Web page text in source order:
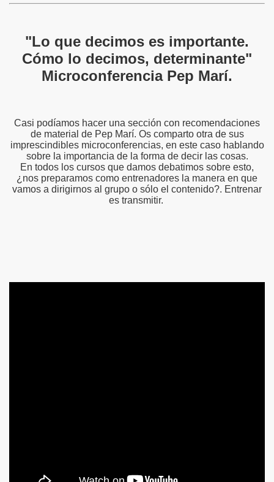
"Lo que decimos es importante.
Cómo lo decimos, determinante"
Microconferencia Pep Marí.
Casi podíamos hacer una sección con recomendaciones
de material de Pep Marí. Os comparto otra de sus
imprescindibles microconferencias, en este caso hablando
sobre la importancia de la forma de decir las cosas.
En todos los cursos que damos debatimos sobre esto,
¿nos preparamos como entrenadores la manera en que
vamos a dirigirnos al grupo o sólo el contenido?. Entrenar
es transmitir.